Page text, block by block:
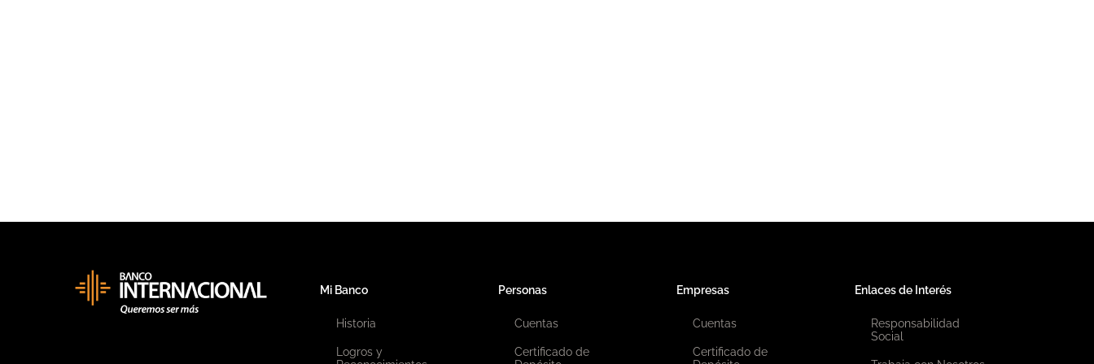
Mi Banco
Historia
Logros y
Personas
Cuentas
Certificado de
Empresas
Cuentas
Certificado de
Enlaces de Interés
Responsabilidad
Social